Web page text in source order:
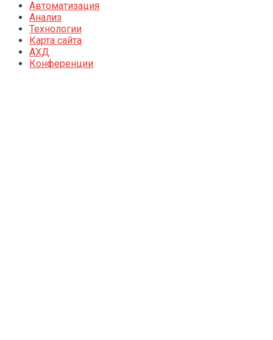
Автоматизация
Анализ
Технологии
Карта сайта
АХД
Конференции